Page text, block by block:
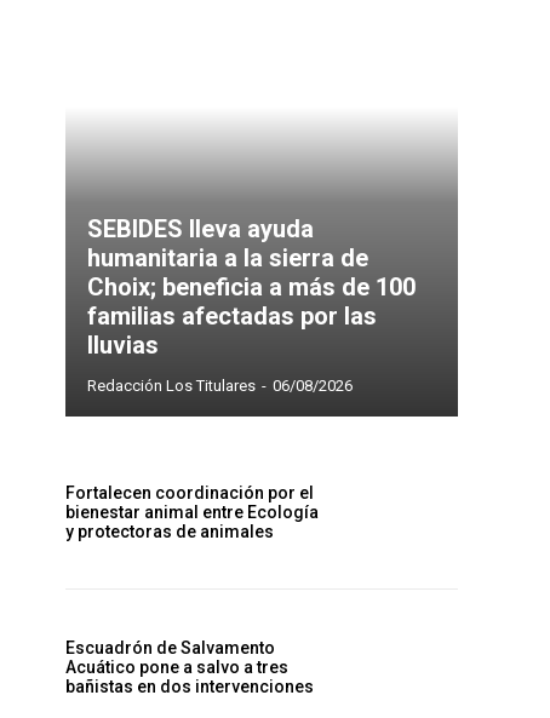
SEBIDES lleva ayuda
humanitaria a la sierra de
Choix; beneficia a más de 100
familias afectadas por las
lluvias
Redacción Los Titulares - 06/08/2026
Fortalecen coordinación por el
bienestar animal entre Ecología
y protectoras de animales
Escuadrón de Salvamento
Acuático pone a salvo a tres
bañistas en dos intervenciones